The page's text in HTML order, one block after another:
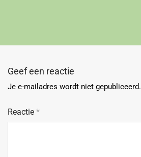
Geef een reactie
Je e-mailadres wordt niet gepubliceerd.
Reactie *